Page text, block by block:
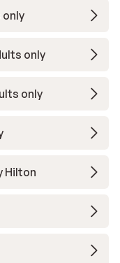
only
only
only
Hilton